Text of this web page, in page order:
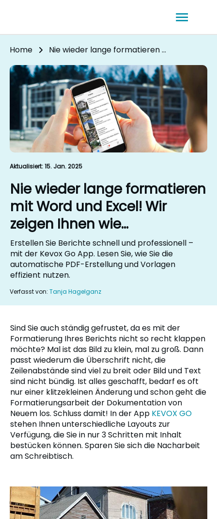
Home Nie wieder lange formatieren mit Word und Excel! Wir zeigen Ihnen wie…
Nie wieder lange formatieren
mit Word und Excel! Wir
zeigen Ihnen wie…
Erstellen Sie Berichte schnell und professionell –
mit der Kevox Go App. Lesen Sie, wie Sie die
automatische PDF-Erstellung und Vorlagen
effizient nutzen.
Verfasst von: Tanja Hagelganz
Aktualisiert:15. Jan. 2025
Sind Sie auch ständig gefrustet, da es mit der
Formatierung Ihres Berichts nicht so recht klappen
möchte? Mal ist das Bild zu klein, mal zu groß. Dann
passt wiederum die Überschrift nicht, die
Zeilenabstände sind viel zu breit oder Bild und Text
sind nicht bündig. Ist alles geschafft, bedarf es oft
nur einer klitzekleinen Änderung und schon geht die
Formatierungsarbeit der Dokumentation von
Neuem los. Schluss damit! In der App KEVOX GO
stehen Ihnen unterschiedliche Layouts zur
Verfügung, die Sie in nur 3 Schritten mit Inhalt
bestücken können. Sparen Sie sich die Nacharbeit
am Schreibtisch.